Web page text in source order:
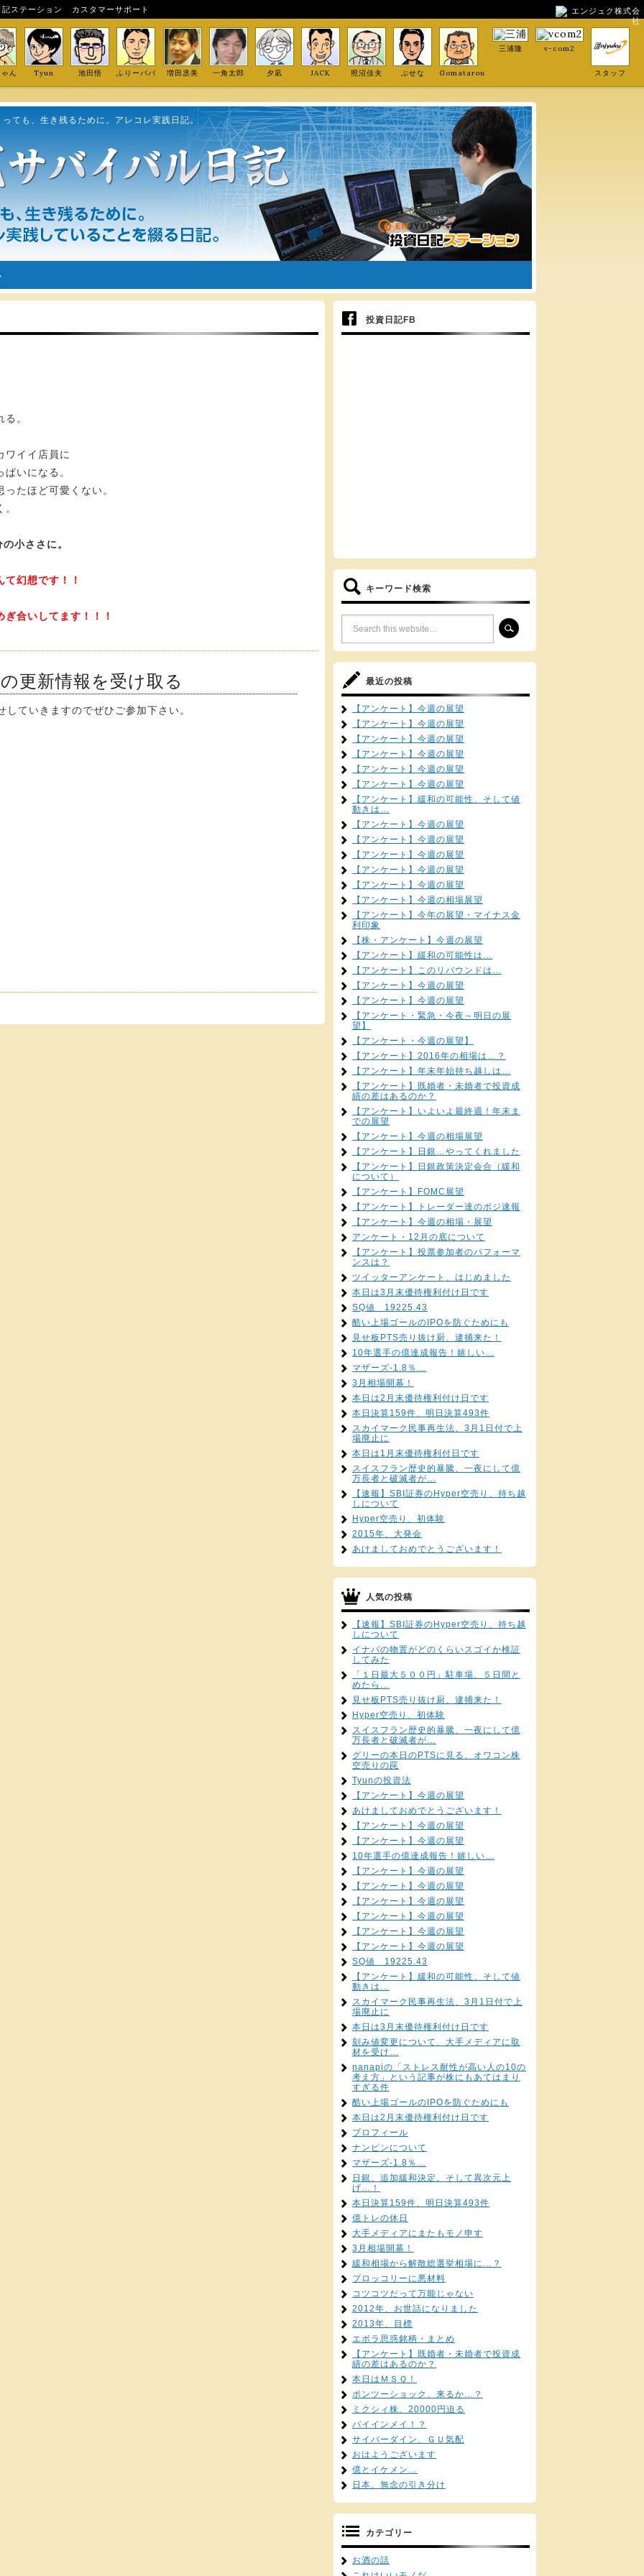
ステーション カスタマーサポート
エンジュク株式会
社
ん Tyun 池田悟 ふりーパパ 増田丞美 一角太郎 夕凪 JACK 照沼佳夫 ぶせな Gomatarou
三浦隆 v-com2
スタッフ
ても、生き残るために。アレコレ実践日記。
。
ワイイ店員に
いになる。
たほど可愛くない。
小ささに。
幻想です！！
合いしてます！！！
更新情報を受け取る
ていきますのでぜひご参加下さい。
投資日記FB
キーワード検索
最近の投稿
【アンケート】今週の展望
【アンケート】今週の展望
【アンケート】今週の展望
【アンケート】今週の展望
【アンケート】今週の展望
【アンケート】今週の展望
【アンケート】緩和の可能性、そして値
動きは…
【アンケート】今週の展望
【アンケート】今週の展望
【アンケート】今週の展望
【アンケート】今週の展望
【アンケート】今週の展望
【アンケート】今週の相場展望
【アンケート】今年の展望・マイナス金
利印象
【株・アンケート】今週の展望
【アンケート】緩和の可能性は…
【アンケート】このリバウンドは…
【アンケート】今週の展望
【アンケート】今週の展望
【アンケート・緊急・今夜～明日の展
望】
【アンケート・今週の展望】
【アンケート】2016年の相場は…？
【アンケート】年末年始持ち越しは…
【アンケート】既婚者・未婚者で投資成
績の差はあるのか？
【アンケート】いよいよ最終週！年末ま
での展望
【アンケート】今週の相場展望
【アンケート】日銀…やってくれました
【アンケート】日銀政策決定会合（緩和
について）
【アンケート】FOMC展望
【アンケート】トレーダー達のポジ速報
【アンケート】今週の相場・展望
アンケート・12月の底について
【アンケート】投票参加者のパフォーマ
ンスは？
ツイッターアンケート、はじめました
本日は3月末優待権利付け日です
SQ値 19225.43
酷い上場ゴールのIPOを防ぐためにも
見せ板PTS売り抜け厨、逮捕来た！
10年選手の億達成報告！嬉しい…
マザーズ-1.8％…
3月相場開幕！
本日は2月末優待権利付け日です
本日決算159件、明日決算493件
スカイマーク民事再生法、3月1日付で上
場廃止に
本日は1月末優待権利付日です
スイスフラン歴史的暴騰、一夜にして億
万長者と破滅者が…
【速報】SBI証券のHyper空売り、持ち越
しについて
Hyper空売り、初体験
2015年、大発会
あけましておめでとうございます！
人気の投稿
【速報】SBI証券のHyper空売り、持ち越
しについて
イナバの物置がどのくらいスゴイか検証
してみた
「１日最大５００円」駐車場、５日間と
めたら…
見せ板PTS売り抜け厨、逮捕来た！
Hyper空売り、初体験
スイスフラン歴史的暴騰、一夜にして億
万長者と破滅者が…
グリーの本日のPTSに見る、オワコン株
空売りの罠
Tyunの投資法
【アンケート】今週の展望
あけましておめでとうございます！
【アンケート】今週の展望
【アンケート】今週の展望
10年選手の億達成報告！嬉しい…
【アンケート】今週の展望
【アンケート】今週の展望
【アンケート】今週の展望
【アンケート】今週の展望
【アンケート】今週の展望
【アンケート】今週の展望
SQ値 19225.43
【アンケート】緩和の可能性、そして値
動きは…
スカイマーク民事再生法、3月1日付で上
場廃止に
本日は3月末優待権利付け日です
刻み値変更について、大手メディアに取
材を受け…
nanapiの「ストレス耐性が高い人の10の
考え方」という記事が株にもあてはまり
すぎる件
酷い上場ゴールのIPOを防ぐためにも
本日は2月末優待権利付け日です
プロフィール
ナンピンについて
マザーズ-1.8％…
日銀、追加緩和決定。そして異次元上
げ…！
本日決算159件、明日決算493件
億トレの休日
大手メディアにまたもモノ申す
3月相場開幕！
緩和相場から解散総選挙相場に…？
ブロッコリーに悪材料
コツコツだって万能じゃない
2012年、お世話になりました
2013年、目標
エボラ思惑銘柄・まとめ
【アンケート】既婚者・未婚者で投資成
績の差はあるのか？
本日はＭＳＱ！
ポンツーショック、来るか…？
ミクシィ株、20000円迫る
バイインメイ！？
サイバーダイン、ＧＵ気配
おはようございます
億とイケメン…
日本、無念の引き分け
カテゴリー
お酒の話